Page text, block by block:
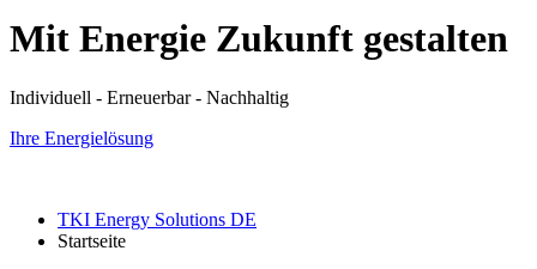
Mit Energie Zukunft gestalten
Individuell - Erneuerbar - Nachhaltig
Ihre Energielösung
TKI Energy Solutions DE
Startseite